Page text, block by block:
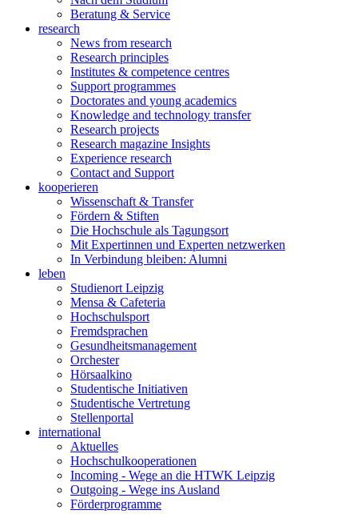
Beratung & Service
research
News from research
Research principles
Institutes & competence centres
Support programmes
Doctorates and young academics
Knowledge and technology transfer
Research projects
Research magazine Insights
Experience research
Contact and Support
kooperieren
Wissenschaft & Transfer
Fördern & Stiften
Die Hochschule als Tagungsort
Mit Expertinnen und Experten netzwerken
In Verbindung bleiben: Alumni
leben
Studienort Leipzig
Mensa & Cafeteria
Hochschulsport
Fremdsprachen
Gesundheitsmanagement
Orchester
Hörsaalkino
Studentische Initiativen
Studentische Vertretung
Stellenportal
international
Aktuelles
Hochschulkooperationen
Incoming - Wege an die HTWK Leipzig
Outgoing - Wege ins Ausland
Förderprogramme